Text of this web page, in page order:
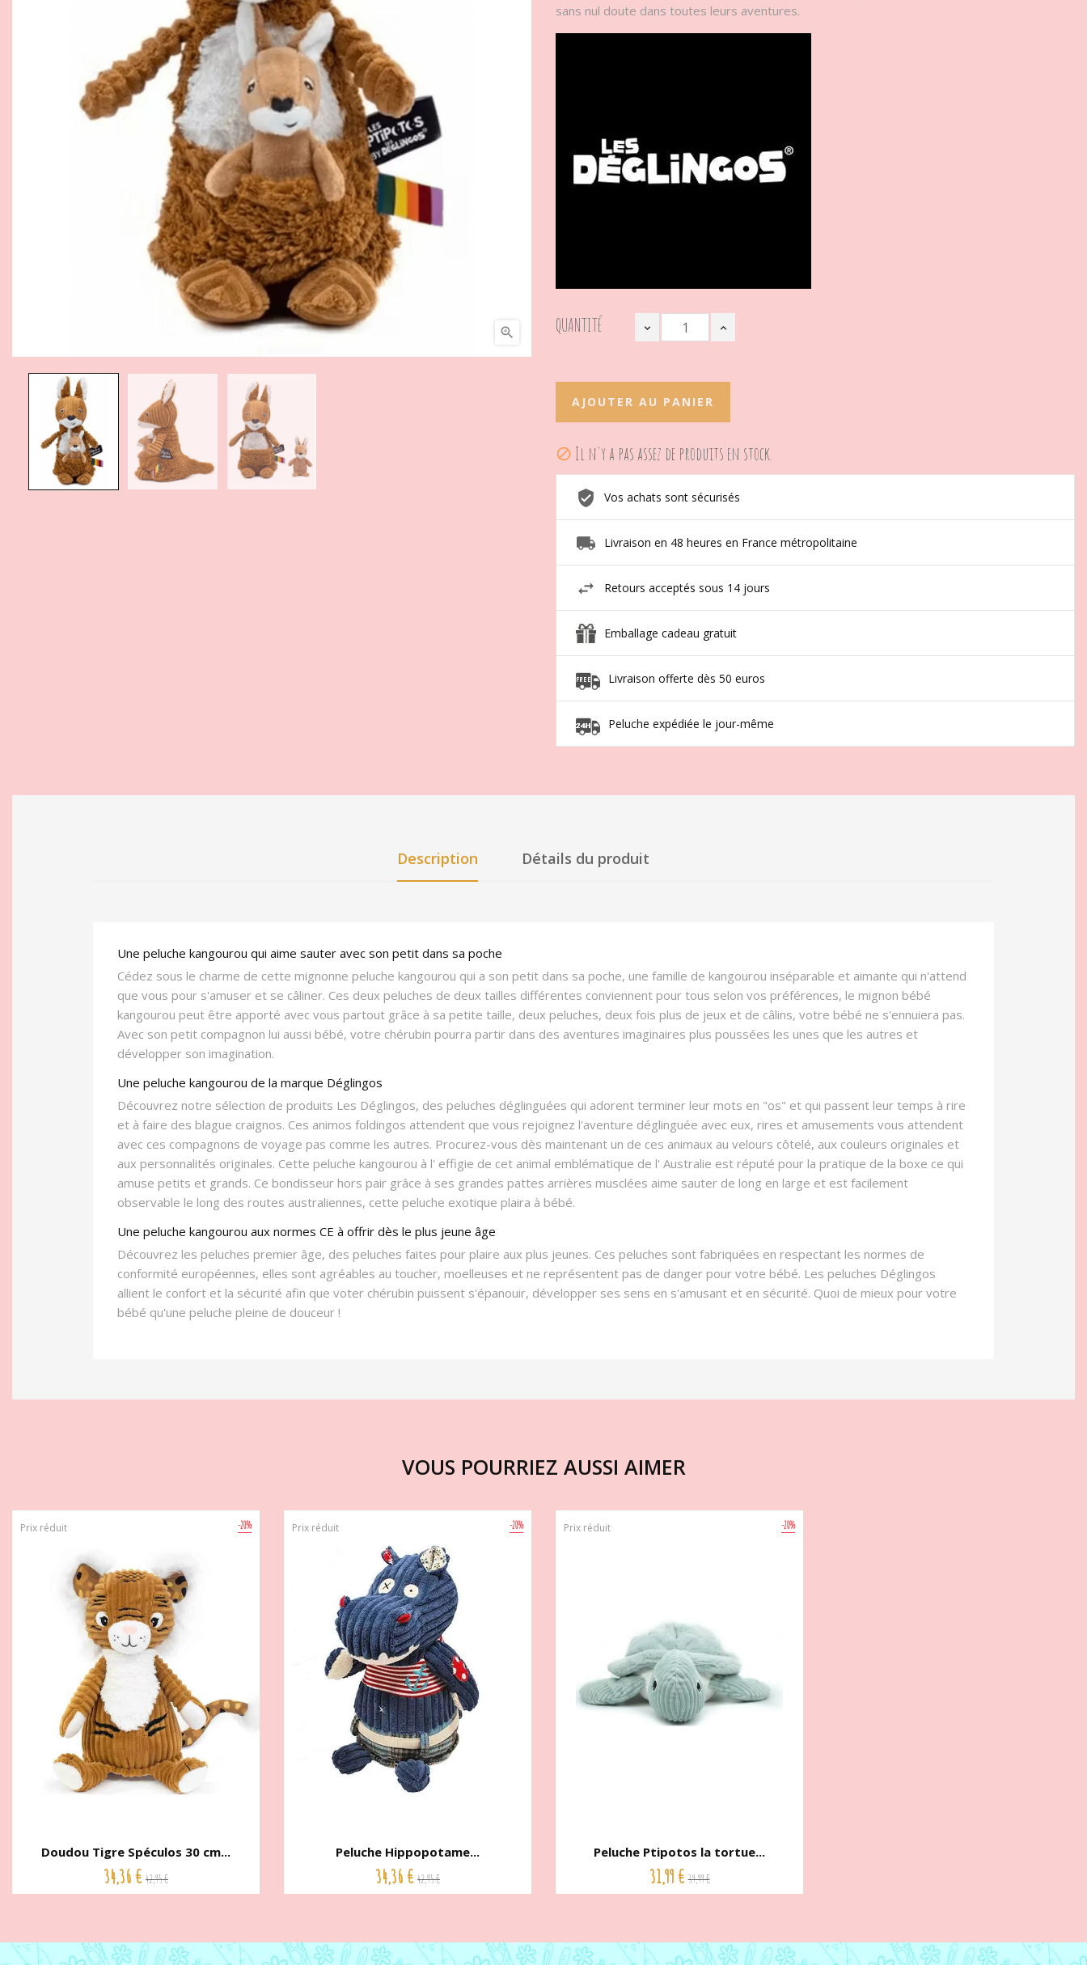

sans nul doute dans toutes leurs aventures.
QUANTITÉ
AJOUTER AU PANIER
 Il n'y a pas assez de produits en stock.
Vos achats sont sécurisés
Livraison en 48 heures en France métropolitaine
Retours acceptés sous 14 jours
Emballage cadeau gratuit
Livraison offerte dès 50 euros
Peluche expédiée le jour-même
Description Détails du produit
Une peluche kangourou qui aime sauter avec son petit dans sa poche
Cédez sous le charme de cette mignonne peluche kangourou qui a son petit dans sa poche, une famille de kangourou inséparable et aimante qui n'attend
que vous pour s'amuser et se câliner. Ces deux peluches de deux tailles différentes conviennent pour tous selon vos préférences, le mignon bébé
kangourou peut être apporté avec vous partout grâce à sa petite taille, deux peluches, deux fois plus de jeux et de câlins, votre bébé ne s'ennuiera pas.
Avec son petit compagnon lui aussi bébé, votre chérubin pourra partir dans des aventures imaginaires plus poussées les unes que les autres et
développer son imagination.
Une peluche kangourou de la marque Déglingos
Découvrez notre sélection de produits Les Déglingos, des peluches déglinguées qui adorent terminer leur mots en "os" et qui passent leur temps à rire
et à faire des blague craignos. Ces animos foldingos attendent que vous rejoignez l'aventure déglinguée avec eux, rires et amusements vous attendent
avec ces compagnons de voyage pas comme les autres. Procurez-vous dès maintenant un de ces animaux au velours côtelé, aux couleurs originales et
aux personnalités originales. Cette peluche kangourou à l' effigie de cet animal emblématique de l' Australie est réputé pour la pratique de la boxe ce qui
amuse petits et grands. Ce bondisseur hors pair grâce à ses grandes pattes arrières musclées aime sauter de long en large et est facilement
observable le long des routes australiennes, cette peluche exotique plaira à bébé.
Une peluche kangourou aux normes CE à offrir dès le plus jeune âge
Découvrez les peluches premier âge, des peluches faites pour plaire aux plus jeunes. Ces peluches sont fabriquées en respectant les normes de
conformité européennes, elles sont agréables au toucher, moelleuses et ne représentent pas de danger pour votre bébé. Les peluches Déglingos
allient le confort et la sécurité afin que voter chérubin puissent s'épanouir, développer ses sens en s'amusant et en sécurité. Quoi de mieux pour votre
bébé qu'une peluche pleine de douceur !
VOUS POURRIEZ AUSSI AIMER
-20%
Prix réduit
Doudou Tigre Spéculos 30 cm...
34,36 € 42,95 €
-20%
Prix réduit
Peluche Hippopotame...
34,36 € 42,95 €
-20%
Prix réduit
Peluche Ptipotos la tortue...
31,99 € 39,99 €